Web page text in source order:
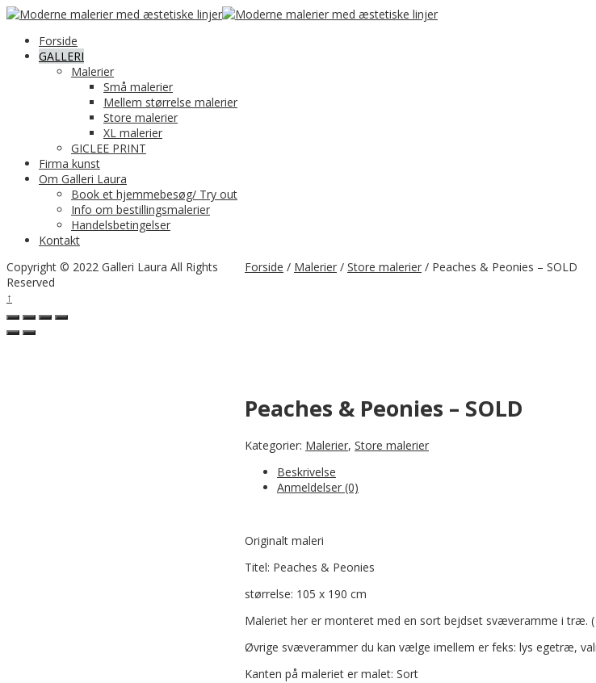
Forside
GALLERI
Malerier
Små malerier
Mellem størrelse malerier
Store malerier
XL malerier
GICLEE PRINT
Firma kunst
Om Galleri Laura
Book et hjemmebesøg/ Try out
Info om bestillingsmalerier
Handelsbetingelser
Kontakt
Forside / Malerier / Store malerier / Peaches & Peonies – SOLD
Peaches & Peonies – SOLD
Kategorier: Malerier, Store malerier
Beskrivelse
Anmeldelser (0)
Originalt maleri
Titel: Peaches & Peonies
størrelse: 105 x 190 cm
Maleriet her er monteret med en sort bejdset svæveramme i træ.
Øvrige svæverammer du kan vælge imellem er feks: lys egetræ,
Kanten på maleriet er malet: Sort
Copyright © 2022 Galleri Laura All Rights
Reserved
↑